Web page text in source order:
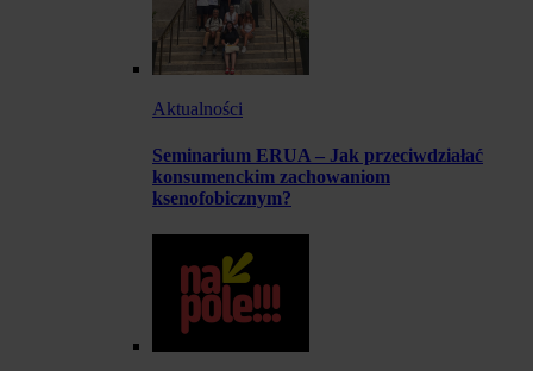
Aktualności
Seminarium ERUA – Jak przeciwdziałać
konsumenckim zachowaniom
ksenofobicznym?